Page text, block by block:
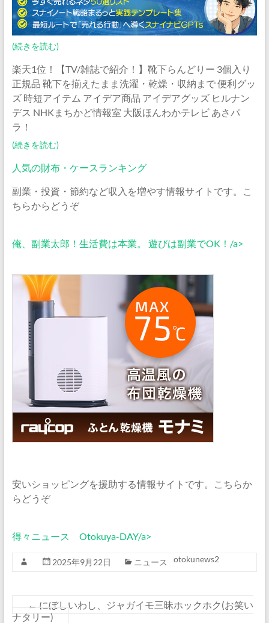
(続きを読む)
楽天1位！【TV/雑誌で紹介！】靴下らんどりー 3個入り
正規品 靴下を揃えたまま洗濯・乾燥・収納まで 便利グッ
ズ 時短アイテム アイデア商品 アイデアグッズ ヒルナン
デス NHKまちかど情報室 大阪ほんわかテレビ あさパ
ラ！
(続きを読む)
人気の財布・ケースランキング
副業・投資・節約など収入を増やす情報サイトです。こ
ちらからどうぞ
俺、副業太郎！生活費は本業。 遊びは副業でOK！/a>
安いショッピングを援助する情報サイトです。こちらか
らどうぞ
得々ニュース Otokuya-DAY/a>
otokunews2
2025年9月22日 ニュース
← にぼしいわし、ジャガイモ三昧ホックホク(お笑い
ナタリー)